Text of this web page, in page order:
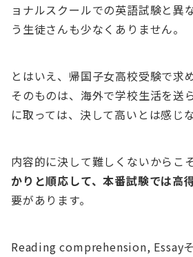
ョナルスクールでの英語試験と異
う生徒さんも少なくありません。
とはいえ、帰国子女高校受験で求
そのものは、海外で学校生活を送
に取っては、決して高いとは感じ
内容的に決して難しくないからこそ
かりと順応して、本番試験では高
要があります。
Reading comprehension, Essay